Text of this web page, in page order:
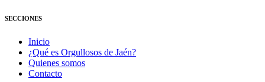
SECCIONES
Inicio
¿Qué es Orgullosos de Jaén?
Quienes somos
Contacto